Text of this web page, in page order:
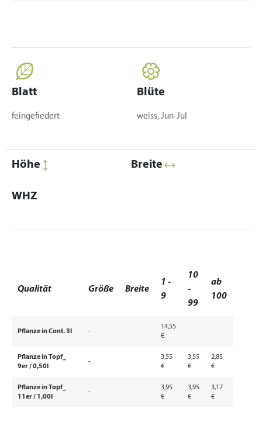
Blatt
feingefiedert
Blüte
weiss, Jun-Jul
Höhe Breite
WHZ
Qualität Größe Breite
1 -
9
10
-
99
ab
100
Pflanze in Cont. 3l -
14,55
€
Pflanze in Topf_
9er / 0,50l
-
3,55
€
3,55
€
2,85
€
Pflanze in Topf_
11er / 1,00l
-
3,95
€
3,95
€
3,17
€